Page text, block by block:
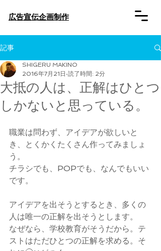
​広告宣伝企画制作
記事
大抵の人は、正解はひとつ
しかないと思っている。
SHIGERU MAKINO
2016年7月21日 読了時間: 2分
職業は問わず、アイデアが欲しいと
き、とくかくたくさん作ってみましょ
う。
チラシでも、POPでも、なんでもいい
です。
アイデアを出そうとするとき、多くの
人は唯一の正解を出そうとします。
なぜなら、学校教育がそうだから。テ
ストはただひとつの正解を求める。そ